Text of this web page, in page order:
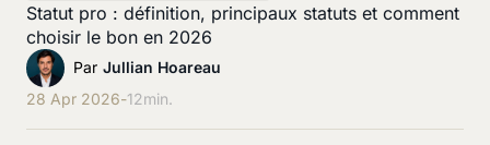
Statut pro : définition, principaux statuts et comment
choisir le bon en 2026
Par Jullian Hoareau
28 Apr 2026-12min.